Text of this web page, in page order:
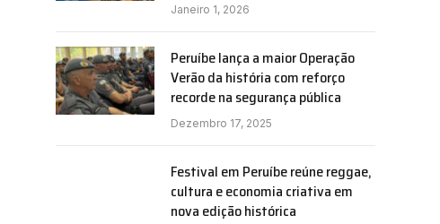
Janeiro 1, 2026
Peruíbe lança a maior Operação
Verão da história com reforço
recorde na segurança pública
Dezembro 17, 2025
Festival em Peruíbe reúne reggae,
cultura e economia criativa em
nova edição histórica